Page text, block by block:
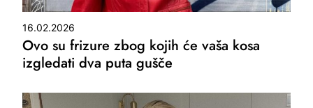
16.02.2026
Ovo su frizure zbog kojih će vaša kosa
izgledati dva puta gušče